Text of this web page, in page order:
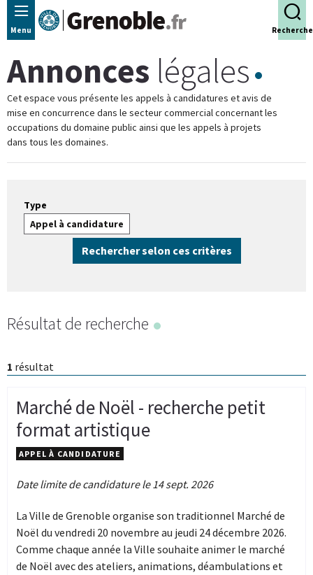
Panneau de gestion des cookies
Menu Recherche
Annonces légales
Cet espace vous présente les appels à candidatures et avis de
mise en concurrence dans le secteur commercial concernant les
occupations du domaine public ainsi que les appels à projets
dans tous les domaines.
Type
Appel à candidature
Rechercher selon ces critères
Résultat de recherche
1 résultat
Marché de Noël - recherche petit
format artistique
APPEL À CANDIDATURE
Date limite de candidature le 14 sept. 2026
La Ville de Grenoble organise son traditionnel Marché de
Noël du vendredi 20 novembre au jeudi 24 décembre 2026.
Comme chaque année la Ville souhaite animer le marché
de Noël avec des ateliers, animations, déambulations et